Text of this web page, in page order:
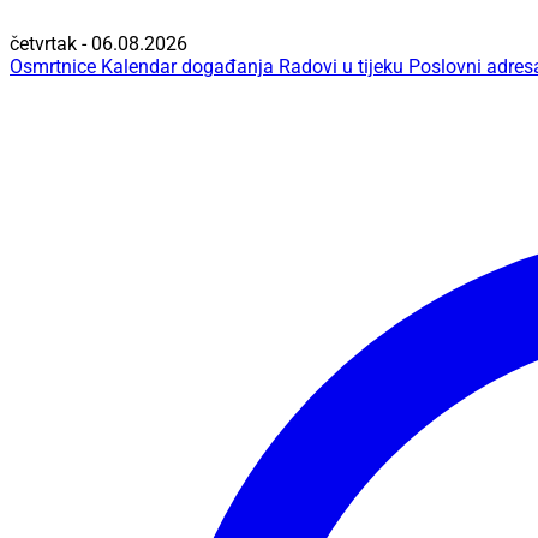
četvrtak - 06.08.2026
Osmrtnice Kalendar događanja Radovi u tijeku Poslovni